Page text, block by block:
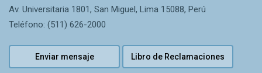
Av. Universitaria 1801, San Miguel, Lima 15088, Perú
Teléfono: (511) 626-2000
Enviar mensaje Libro de Reclamaciones